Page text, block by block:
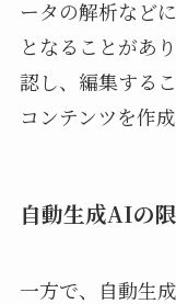
ータの解析など
となることがあ
認し、編集する
コンテンツを作
自動生成AIの
一方で、自動生